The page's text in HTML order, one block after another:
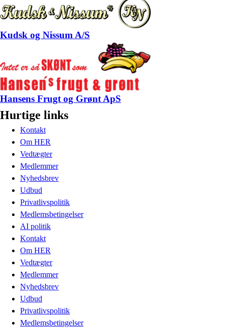
Kudsk og Nissum A/S
Hansens Frugt og Grønt ApS
Hurtige links
Kontakt
Om HER
Vedtægter
Medlemmer
Nyhedsbrev
Udbud
Privatlivspolitik
Medlemsbetingelser
AI politik
Kontakt
Om HER
Vedtægter
Medlemmer
Nyhedsbrev
Udbud
Privatlivspolitik
Medlemsbetingelser